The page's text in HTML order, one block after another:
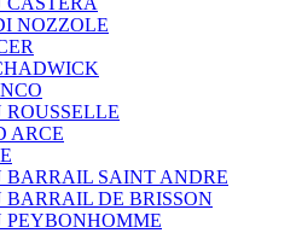
NOZZOLE
ARCE
BARRAIL SAINT ANDRE
BARRAIL DE BRISSON
PEYBONHOMME